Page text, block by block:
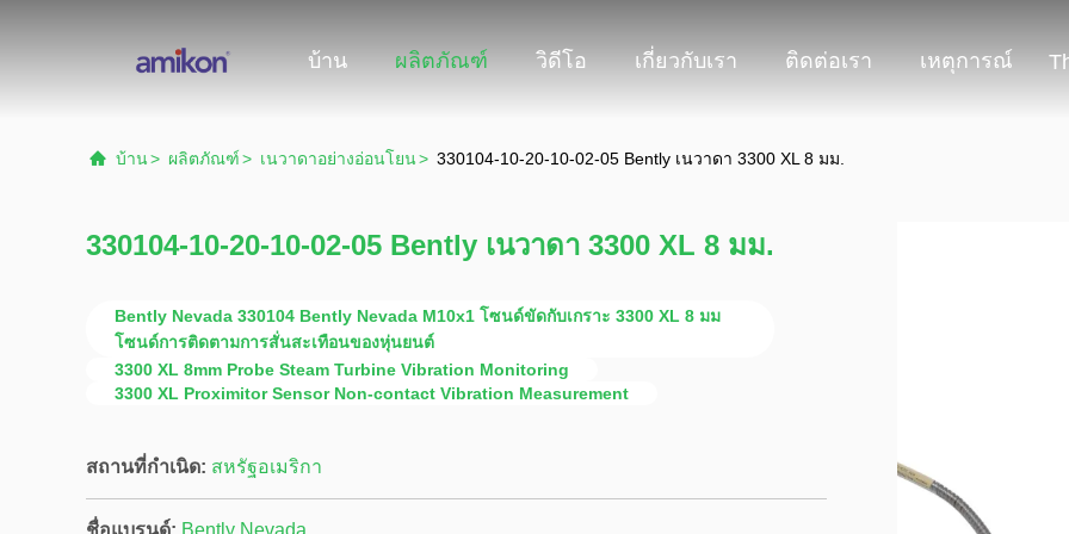
บ้าน ผลิตภัณฑ์ วิดีโอ เกี่ยวกับเรา ติดต่อเรา เหตุการณ์
บ้าน> ผลิตภัณฑ์> เนวาดาอย่างอ่อนโยน> 330104-10-20-10-02-05 Bently เนวาดา 3300 XL 8 มม.
330104-10-20-10-02-05 Bently เนวาดา 3300 XL 8 มม.
Bently Nevada 330104 Bently Nevada M10x1 โซนด์ขัดกับเกราะ 3300 XL 8 มม
โซนด์การติดตามการสั่นสะเทือนของหุ่นยนต์
3300 XL 8mm Probe Steam Turbine Vibration Monitoring
3300 XL Proximitor Sensor Non-contact Vibration Measurement
สถานที่กำเนิด: สหรัฐอเมริกา
ชื่อแบรนด์: Bently Nevada